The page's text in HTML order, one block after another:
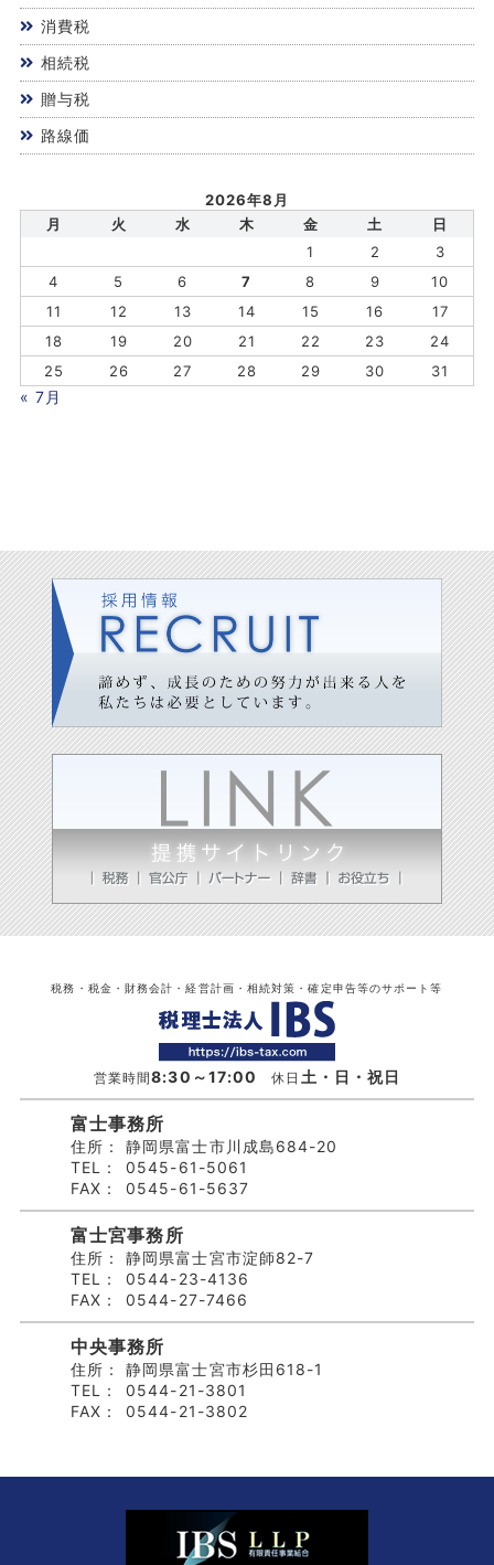
消費税
相続税
贈与税
路線価
2026年8月
月
火 水 木 金 土
日
1
2
3
4
5 6 7 8 9
10
11
12 13 14 15 16
17
18
19 20 21 22 23
24
25
26 27 28 29 30 31
« 7月
税務・税金・財務会計・経営計画・相続対策・確定申告等のサポート等
営業時間8:30～17:00 休日 土・日・祝日
富士事務所
住所：
静岡県富士市川成島684-20
TEL：
0545-61-5061
FAX：
0545-61-5637
富士宮事務所
住所：
静岡県富士宮市淀師82-7
TEL：
0544-23-4136
FAX：
0544-27-7466
中央事務所
住所：
静岡県富士宮市杉田618-1
TEL：
0544-21-3801
FAX：
0544-21-3802